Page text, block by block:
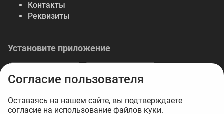
Контакты
Реквизиты
Установите приложение
Согласие пользователя
Оставаясь на нашем сайте, вы подтверждаете
согласие на использование файлов куки.